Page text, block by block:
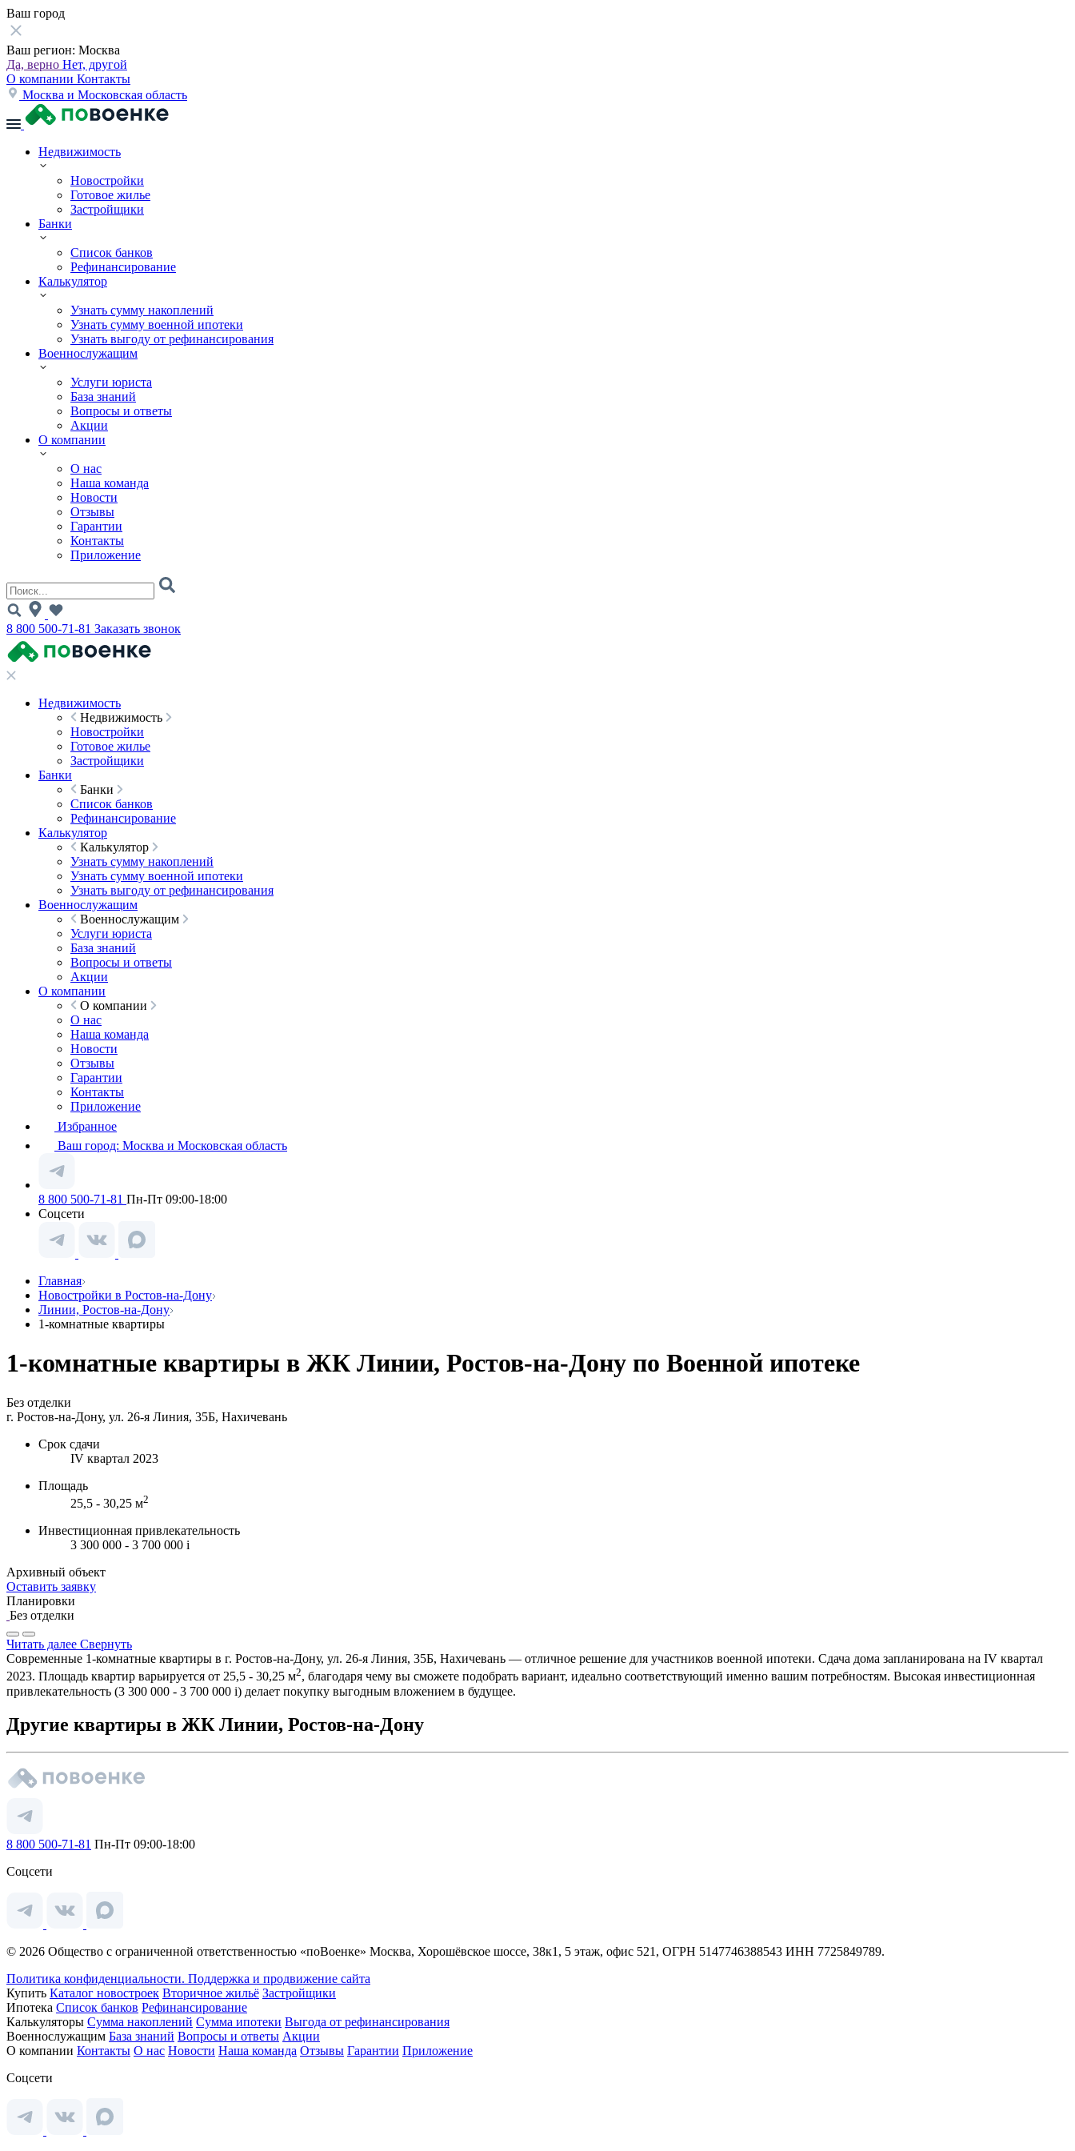
Ваш город
Ваш регион: Москва
Да, верно Нет, другой
О компании Контакты
Москва и Московская область
Недвижимость
Новостройки
Готовое жилье
Застройщики
Банки
Список банков
Рефинансирование
Калькулятор
Узнать сумму накоплений
Узнать сумму военной ипотеки
Узнать выгоду от рефинансирования
Военнослужащим
Услуги юриста
База знаний
Вопросы и ответы
Акции
О компании
О нас
Наша команда
Новости
Отзывы
Гарантии
Контакты
Приложение
8 800 500-71-81 Заказать звонок
Недвижимость
Недвижимость
Новостройки
Готовое жилье
Застройщики
Банки
Банки
Список банков
Рефинансирование
Калькулятор
Калькулятор
Узнать сумму накоплений
Узнать сумму военной ипотеки
Узнать выгоду от рефинансирования
Военнослужащим
Военнослужащим
Услуги юриста
База знаний
Вопросы и ответы
Акции
О компании
О компании
О нас
Наша команда
Новости
Отзывы
Гарантии
Контакты
Приложение
Избранное
Ваш город: Москва и Московская область
8 800 500-71-81 Пн-Пт 09:00-18:00
Соцсети
Главная
Новостройки в Ростов-на-Дону
Линии, Ростов-на-Дону
1-комнатные квартиры
1-комнатные квартиры в ЖК Линии, Ростов-на-Дону по Военной ипотеке
Без отделки
г. Ростов-на-Дону, ул. 26-я Линия, 35Б, Нахичевань
Срок сдачи
IV квартал 2023
Площадь
25,5 - 30,25 м2
Инвестиционная привлекательность
3 300 000 - 3 700 000 i
Архивный объект
Оставить заявку
Планировки
Без отделки
Читать далее Свернуть
Современные 1-комнатные квартиры в г. Ростов-на-Дону, ул. 26-я Линия, 35Б, Нахичевань — отличное решение для участников военной ипотеки. Сдача дома запланирована на IV квартал
2023. Площадь квартир варьируется от 25,5 - 30,25 м2, благодаря чему вы сможете подобрать вариант, идеально соответствующий именно вашим потребностям. Высокая инвестиционная
привлекательность (3 300 000 - 3 700 000 i) делает покупку выгодным вложением в будущее.
Другие квартиры в ЖК Линии, Ростов-на-Дону
8 800 500-71-81 Пн-Пт 09:00-18:00
Соцсети
© 2026 Общество с ограниченной ответственностью «поВоенке» Москва, Хорошёвское шоссе, 38к1, 5 этаж, офис 521, ОГРН 5147746388543 ИНН 7725849789.
Политика конфиденциальности. Поддержка и продвижение сайта
Купить Каталог новостроек Вторичное жильё Застройщики
Ипотека Список банков Рефинансирование
Калькуляторы Сумма накоплений Сумма ипотеки Выгода от рефинансирования
Военнослужащим База знаний Вопросы и ответы Акции
О компании Контакты О нас Новости Наша команда Отзывы Гарантии Приложение
Соцсети